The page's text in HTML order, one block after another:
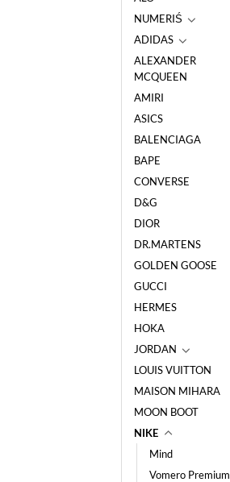
NUMERIŚ
ADIDAS
ALEXANDER
MCQUEEN
AMIRI
ASICS
BALENCIAGA
BAPE
CONVERSE
D&G
DIOR
DR.MARTENS
GOLDEN GOOSE
GUCCI
HERMES
HOKA
JORDAN
LOUIS VUITTON
MAISON MIHARA
MOON BOOT
NIKE
Mind
Vomero Premium